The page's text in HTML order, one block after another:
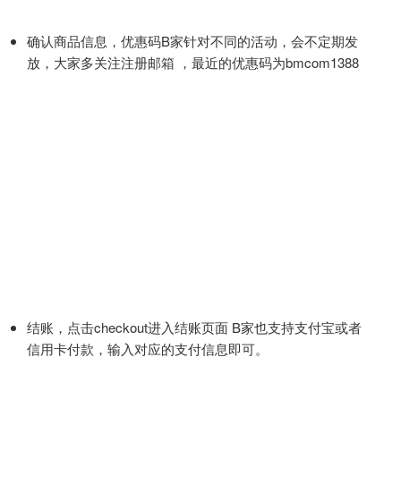
确认商品信息，优惠码B家针对不同的活动，会不定期发
放，大家多关注注册邮箱 ，最近的优惠码为bmcom1388
结账，点击checkout进入结账页面 B家也支持支付宝或者
信用卡付款，输入对应的支付信息即可。